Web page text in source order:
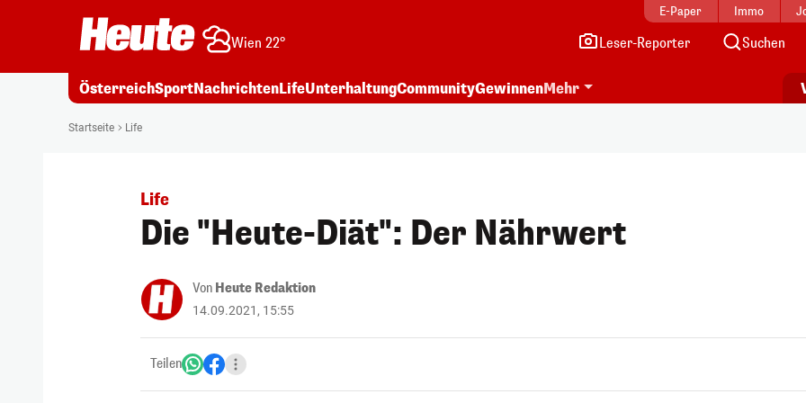
E-Paper Immo
Wien 22° Leser-Reporter Suchen
ÖsterreichSportNachrichtenLifeUnterhaltungCommunityGewinnenMehr
Startseite Life
Life
Die "Heute-Diät": Der Nährwert
Von Heute Redaktion
14.09.2021, 15:55
Teilen